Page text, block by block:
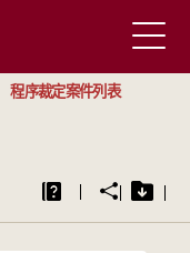
程序裁定案件列表